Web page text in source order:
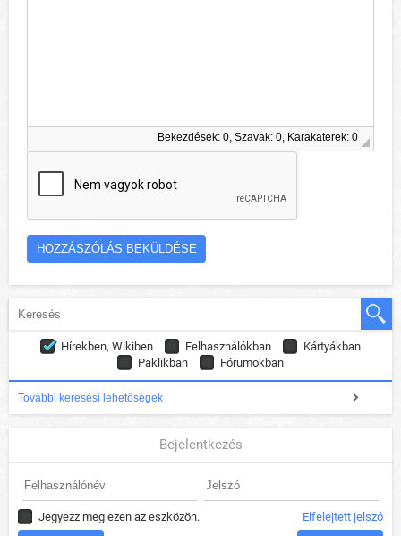
Bekezdések: 0, Szavak: 0, Karakaterek: 0
Hírekben, Wikiben Felhasználókban
Kártyákban
Paklikban
Fórumokban
További keresési lehetőségek
Bejelentkezés
Jegyezz meg ezen az eszközön. Elfelejtett jelszó